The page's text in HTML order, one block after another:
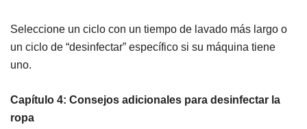
Seleccione un ciclo con un tiempo de lavado más largo o
un ciclo de “desinfectar” específico si su máquina tiene
uno.
Capítulo 4: Consejos adicionales para desinfectar la
ropa